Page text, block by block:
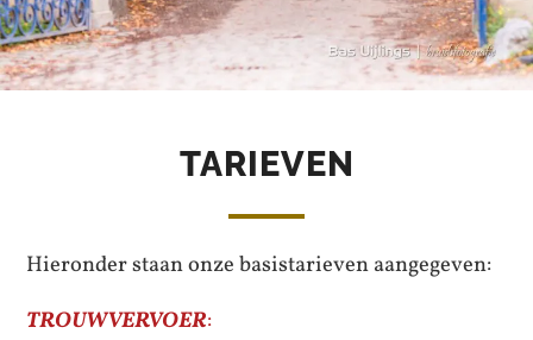
TARIEVEN
Hieronder staan onze basistarieven aangegeven:
TROUWVERVOER: